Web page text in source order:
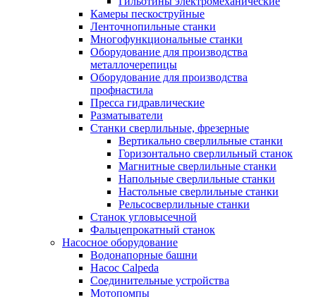
Камеры пескоструйные
Ленточнопильные станки
Многофункциональные станки
Оборудование для производства
металлочерепицы
Оборудование для производства
профнастила
Пресса гидравлические
Разматыватели
Станки сверлильные, фрезерные
Вертикально сверлильные станки
Горизонтально сверлильный станок
Магнитные сверлильные станки
Напольные сверлильные станки
Настольные сверлильные станки
Рельсосверлильные станки
Станок угловысечной
Фальцепрокатный станок
Насосное оборудование
Водонапорные башни
Насос Calpeda
Соединительные устройства
Мотопомпы